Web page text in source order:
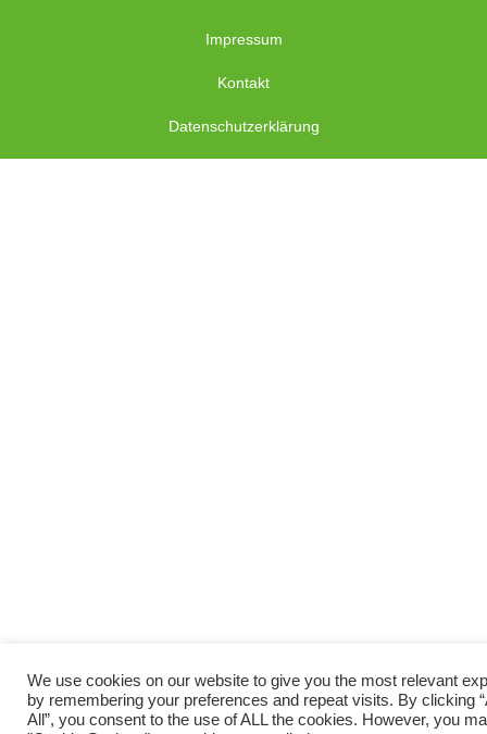
Impressum
Kontakt
Datenschutzerklärung
We use cookies on our website to give you the most relevant
by remembering your preferences and repeat visits. By clicking
All”, you consent to the use of ALL the cookies. However, you